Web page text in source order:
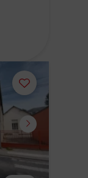
Ajouter
ou
supprimer
le